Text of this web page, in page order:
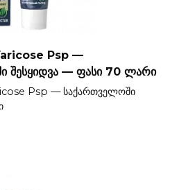
Psp —
შესყიდვა — ფასი 70 ლარი
Psp — საქართველოში